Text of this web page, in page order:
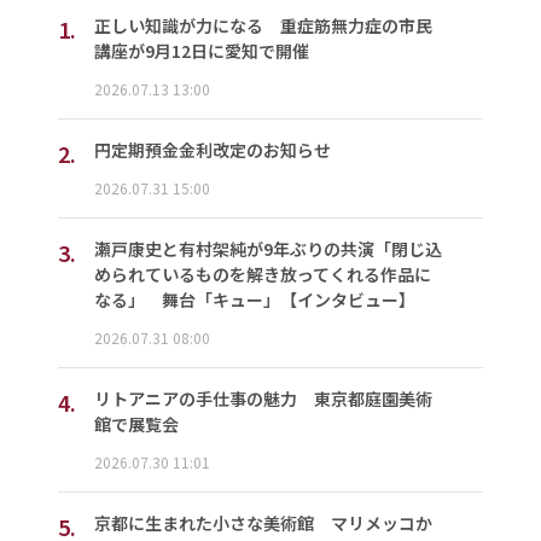
1.
正しい知識が力になる 重症筋無力症の市民
講座が9月12日に愛知で開催
2026.07.13 13:00
2. 円定期預金金利改定のお知らせ
2026.07.31 15:00
3.
瀬戸康史と有村架純が9年ぶりの共演「閉じ込
められているものを解き放ってくれる作品に
なる」 舞台「キュー」【インタビュー】
2026.07.31 08:00
4.
リトアニアの手仕事の魅力 東京都庭園美術
館で展覧会
2026.07.30 11:01
5.
京都に生まれた小さな美術館 マリメッコか